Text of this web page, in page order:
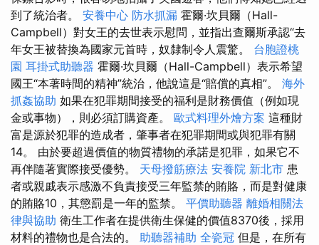
到了統治者。 安養中心 防水抓漏 霍爾·坎貝爾（Hall-
Campbell）對女王的去世表示慰問，並指出查爾斯承認“去
年女王被替換為國家元首時，奴隸制令人震驚。 台胞證桃
園 耳掛式助聽器 霍爾·坎貝爾（Hall-Campbell）表示希望
國王“本著時間的精神”統治，他說這是“賠償的真相”。 海外
抓姦協助 如果在犯罪期間接受的福利是財務價值（例如現
金或事物），則必須訂購資產。 歐式料理外燴方案 這種財
富是源於犯罪的造成者，肇事者在犯罪期間或與犯罪有關
14。 由於要超過價值的物質禮物的承諾是犯罪，如果它不
再伴隨著實際接受優勢。 天母撥筋療法 安養院 新北市 患
者或親戚表示感激不負責接受三年監禁的賄賂，而是對健康
的賄賂10，其懲罰是一年的監禁。 平價助聽器 離婚相關法
律與協助 衛生工作者在提供衛生保健的價值8370後，採用
材料的禮物也是合法的。 助聽器補助 全瓷冠 但是，在所有